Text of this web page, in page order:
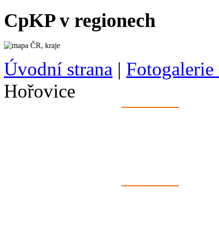
CpKP v regionech
Úvodní strana |
Hořovice